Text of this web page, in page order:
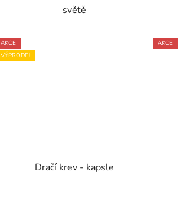
světě
AKCE
VÝPRODEJ
Dračí krev - kapsle
AKCE